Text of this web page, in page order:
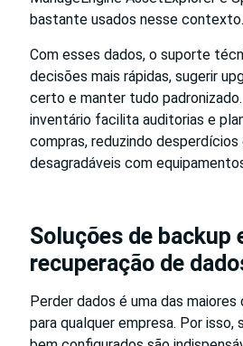
bastante usados nesse contexto.
Com esses dados, o suporte
decisões mais rápidas, sugerir
certo e manter tudo
inventário facilita auditorias e
compras, reduzindo
desagradáveis com
Soluções de backup
recuperação de
Perder dados é uma das
para qualquer empresa. Por isso,